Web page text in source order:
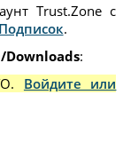
Trust.Zone с
.
Downloads:
Войдите или